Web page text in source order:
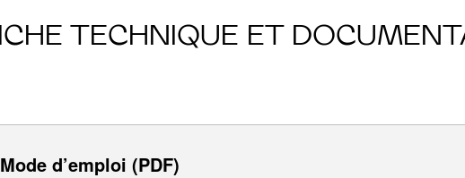
TECHNIQUE ET
Mode d’emploi (PDF)